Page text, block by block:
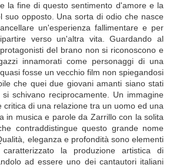
la fine di questo sentimento d'amore e la
suo opposto. Una sorta di odio che nasce
un'esperienza fallimentare e per
verso un'altra vita. Guardando al
del brano non si riconoscono e
innamorati come personaggi di una
fosse un vecchio film non spiegandosi
che quei due giovani amanti siano stati
schivano reciprocamente. Un immagine
critica di una relazione tra un uomo ed una
in musica e parole da Zarrillo con la solita
contraddistingue questo grande nome
eleganza e profondità sono elementi
la produzione artistica di
ad essere uno dei cantautori italiani